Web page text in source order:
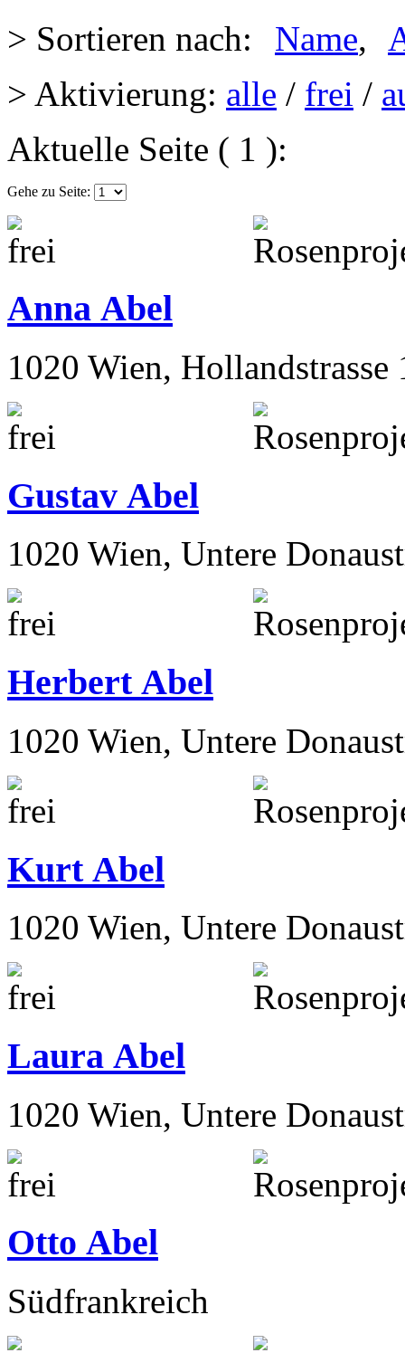
> Sortieren nach: Name,
> Aktivierung: alle / frei /
Aktuelle Seite ( 1 ):
Gehe zu Seite:
Anna Abel
1020 Wien, Hollandstrasse
Gustav Abel
1020 Wien, Untere
Herbert Abel
1020 Wien, Untere
Kurt Abel
1020 Wien, Untere
Laura Abel
1020 Wien, Untere
Otto Abel
Südfrankreich